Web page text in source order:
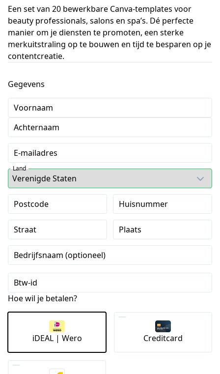
Een set van 20 bewerkbare Canva-templates voor
beauty professionals, salons en spa’s. Dé perfecte
manier om je diensten te promoten, een sterke
merkuitstraling op te bouwen en tijd te besparen op je
contentcreatie.
Gegevens
Voornaam
Achternaam
E-mailadres
Land
Postcode Huisnummer
Straat Plaats
Bedrijfsnaam (optioneel)
Btw-id
Hoe wil je betalen?
iDEAL | Wero Creditcard